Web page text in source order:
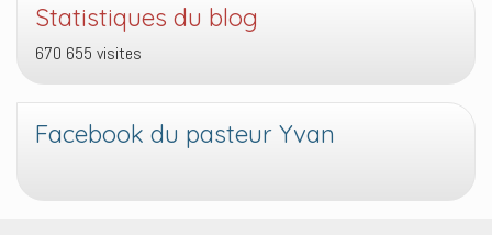
Statistiques du blog
670 655 visites
Facebook du pasteur Yvan